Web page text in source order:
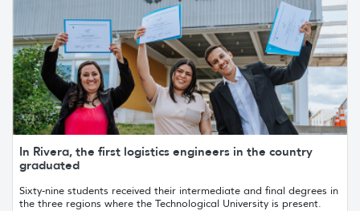
In Rivera, the first logistics engineers in the country
graduated
Sixty-nine students received their intermediate and final degrees in
the three regions where the Technological University is present.